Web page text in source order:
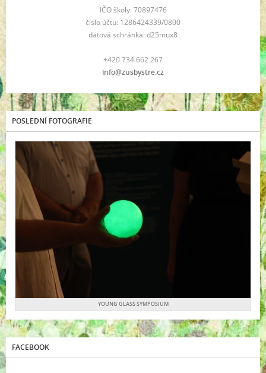
IČO školy: 70897476
číslo účtu: 1286424339/0800
datová schránka: d25mux8
+420 734 662 267
info@zusbystre.cz
POSLEDNÍ FOTOGRAFIE
YOUNG GLASS SYMPOSIUM
FACEBOOK